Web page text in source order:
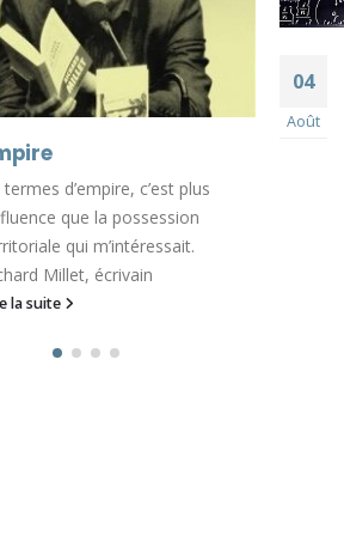
termes d’empire, c’est plus
que la possession
qui m’intéressait.
Millet, écrivain
la suite
04
Août